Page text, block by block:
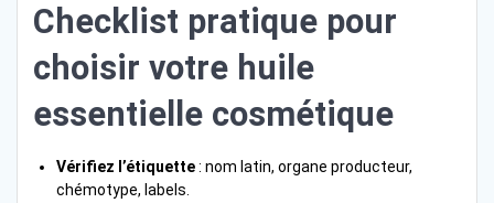
Checklist pratique pour
choisir votre huile
essentielle cosmétique
Vérifiez l’étiquette: nom latin, organe producteur,
chémotype, labels.